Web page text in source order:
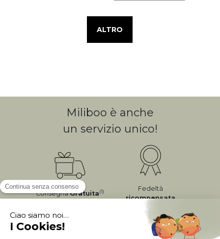
ALTRO
Miliboo è anche
un servizio unico!
ConsegnaGratuita(1)
Fedeltà
ricompensata